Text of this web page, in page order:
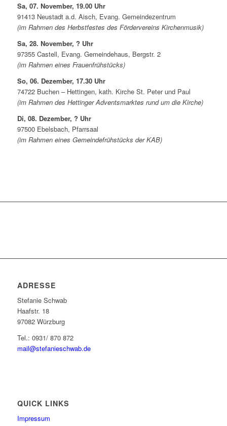
Sa, 07. November, 19.00 Uhr
91413 Neustadt a.d. Aisch, Evang. Gemeindezentrum
(im Rahmen des Herbstfestes des Fördervereins Kirchenmusik)
Sa, 28. November, ? Uhr
97355 Castell, Evang. Gemeindehaus, Bergstr. 2
(im Rahmen eines Frauenfrühstücks)
So, 06. Dezember, 17.30 Uhr
74722 Buchen – Hettingen, kath. Kirche St. Peter und Paul
(im Rahmen des Hettinger Adventsmarktes rund um die Kirche)
Di, 08. Dezember, ? Uhr
97500 Ebelsbach, Pfarrsaal
(im Rahmen eines Gemeindefrühstücks der KAB)
ADRESSE
Stefanie Schwab
Haafstr. 18
97082 Würzburg
Tel.: 0931/ 870 872
mail@stefanieschwab.de
QUICK LINKS
Impressum